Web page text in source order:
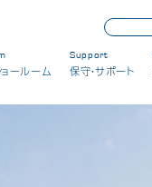
ョールーム
Support
保守・サポート